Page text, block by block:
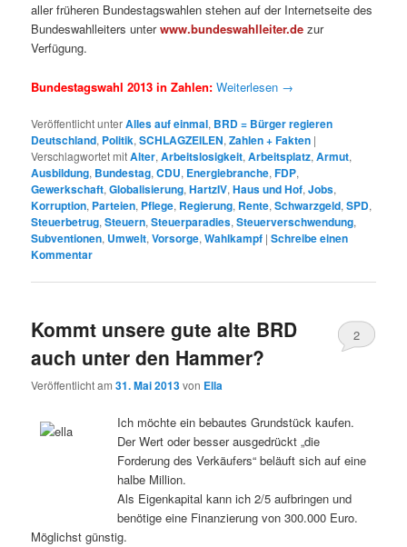
aller früheren Bundestagswahlen stehen auf der Internetseite des
Bundeswahlleiters unterwww.bundeswahlleiter.de zur
Verfügung.
Bundestagswahl 2013 in Zahlen: Weiterlesen →
Veröffentlicht unterAlles auf einmal, BRD = Bürger regieren
Deutschland, Politik,SCHLAGZEILEN,Zahlen + Fakten |
Verschlagwortet mitAlter,Arbeitslosigkeit,Arbeitsplatz,Armut,
Ausbildung, Bundestag,CDU, Energiebranche,FDP,
Gewerkschaft,Globalisierung,HartzIV,Haus und Hof,Jobs,
Korruption, Parteien, Pflege, Regierung, Rente,Schwarzgeld,SPD,
Steuerbetrug,Steuern,Steuerparadies,Steuerverschwendung,
Subventionen, Umwelt,Vorsorge,Wahlkampf |Schreibe einen
Kommentar
Kommt unsere gute alte BRD
auch unter den Hammer?
Veröffentlicht am31. Mai 2013von Ella
2
Ich möchte ein bebautes Grundstück kaufen.
Der Wert oder besser ausgedrückt „die
Forderung des Verkäufers“ beläuft sich auf eine
halbe Million.
Als Eigenkapital kann ich 2/5 aufbringen und
benötige eine Finanzierung von 300.000 Euro.
Möglichst günstig.